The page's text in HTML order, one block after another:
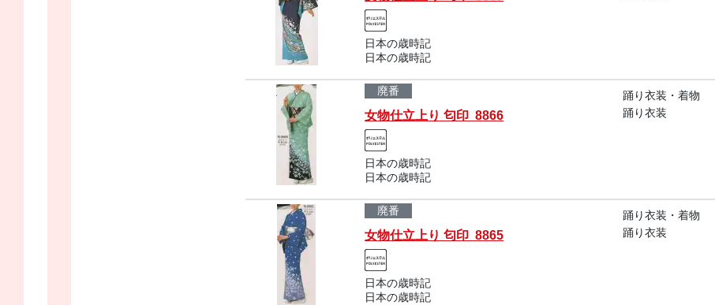
日本の歳時記
日本の歳時記
廃番
女物仕立上り 匂印 8866
日本の歳時記
日本の歳時記
踊り衣装・着物
踊り衣装
廃番
女物仕立上り 匂印 8865
日本の歳時記
日本の歳時記
踊り衣装・着物
踊り衣装